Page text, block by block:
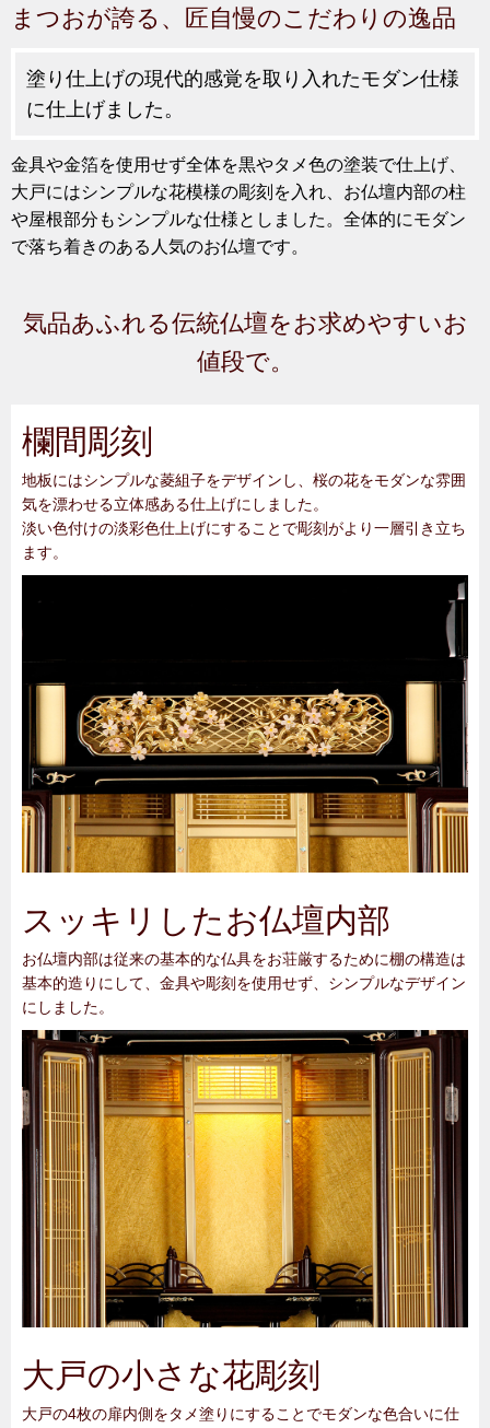
まつおが誇る、匠自慢のこだわりの逸品
塗り仕上げの現代的感覚を取り入れたモダン仕様
に仕上げました。
金具や金箔を使用せず全体を黒やタメ色の塗装で仕上げ、
大戸にはシンプルな花模様の彫刻を入れ、お仏壇内部の柱
や屋根部分もシンプルな仕様としました。全体的にモダン
で落ち着きのある人気のお仏壇です。
気品あふれる伝統仏壇をお求めやすいお
値段で。
欄間彫刻
地板にはシンプルな菱組子をデザインし、桜の花をモダンな雰囲
気を漂わせる立体感ある仕上げにしました。
淡い色付けの淡彩色仕上げにすることで彫刻がより一層引き立ち
ます。
スッキリしたお仏壇内部
お仏壇内部は従来の基本的な仏具をお荘厳するために棚の構造は
基本的造りにして、金具や彫刻を使用せず、シンプルなデザイン
にしました。
大戸の小さな花彫刻
大戸の4枚の扉内側をタメ塗りにすることでモダンな色合いに仕